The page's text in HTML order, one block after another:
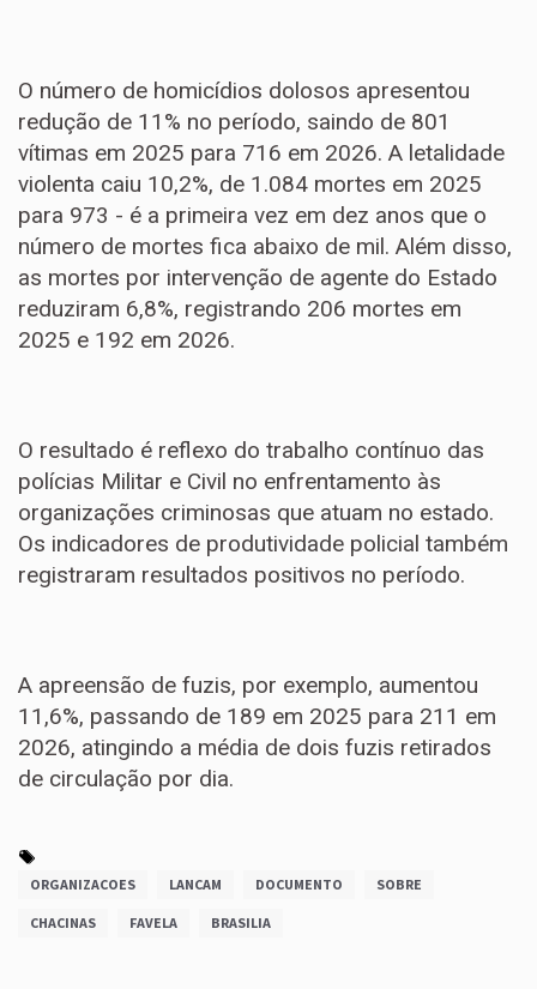
O número de homicídios dolosos apresentou
redução de 11% no período, saindo de 801
vítimas em 2025 para 716 em 2026. A letalidade
violenta caiu 10,2%, de 1.084 mortes em 2025
para 973 - é a primeira vez em dez anos que o
número de mortes fica abaixo de mil. Além disso,
as mortes por intervenção de agente do Estado
reduziram 6,8%, registrando 206 mortes em
2025 e 192 em 2026.
O resultado é reflexo do trabalho contínuo das
polícias Militar e Civil no enfrentamento às
organizações criminosas que atuam no estado.
Os indicadores de produtividade policial também
registraram resultados positivos no período.
A apreensão de fuzis, por exemplo, aumentou
11,6%, passando de 189 em 2025 para 211 em
2026, atingindo a média de dois fuzis retirados
de circulação por dia.
ORGANIZACOES LANCAM DOCUMENTO SOBRE
CHACINAS FAVELA BRASILIA